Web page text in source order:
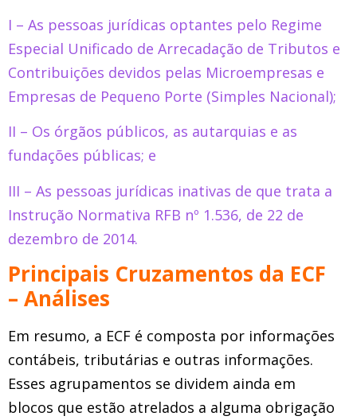
I – As pessoas jurídicas optantes pelo Regime
Especial Unificado de Arrecadação de Tributos e
Contribuições devidos pelas Microempresas e
Empresas de Pequeno Porte (Simples Nacional);
II – Os órgãos públicos, as autarquias e as
fundações públicas; e
III – As pessoas jurídicas inativas de que trata a
Instrução Normativa RFB nº 1.536, de 22 de
dezembro de 2014.
Principais Cruzamentos da ECF
– Análises
Em resumo, a ECF é composta por informações
contábeis, tributárias e outras informações.
Esses agrupamentos se dividem ainda em
blocos que estão atrelados a alguma obrigação